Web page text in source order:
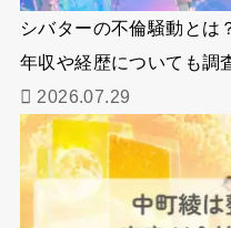
シバターの不倫騒動とは
年収や経歴についても調
2026.07.29